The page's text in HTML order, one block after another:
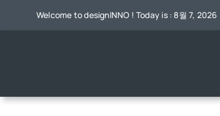
Welcome to designINNO ! Today is : 8월 7, 2026